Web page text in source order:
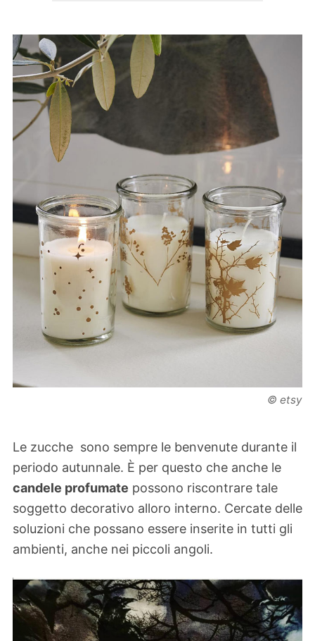
© etsy
Le zucche sono sempre le benvenute durante il
periodo autunnale. È per questo che anche le
candele profumate possono riscontrare tale
soggetto decorativo alloro interno. Cercate delle
soluzioni che possano essere inserite in tutti gli
ambienti, anche nei piccoli angoli.